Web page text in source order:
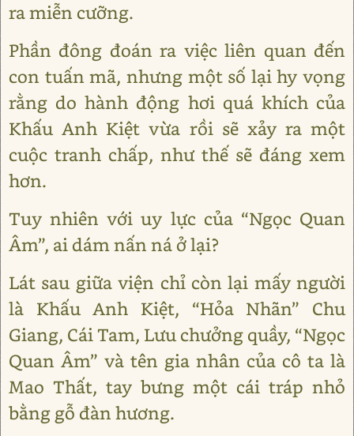
ra miễn cưỡng.
Phần đông đoán ra việc liên quan đến
con tuấn mã, nhưng một số lại hy vọng
rằng do hành động hơi quá khích của
Khấu Anh Kiệt vừa rồi sẽ xảy ra một
cuộc tranh chấp, như thế sẽ đáng xem
hơn.
Tuy nhiên với uy lực của “Ngọc Quan
Âm”, ai dám nấn ná ở lại?
Lát sau giữa viện chỉ còn lại mấy người
là Khấu Anh Kiệt, “Hỏa Nhãn” Chu
Giang, Cái Tam, Lưu chưởng quầy, “Ngọc
Quan Âm” và tên gia nhân của cô ta là
Mao Thất, tay bưng một cái tráp nhỏ
bằng gỗ đàn hương.